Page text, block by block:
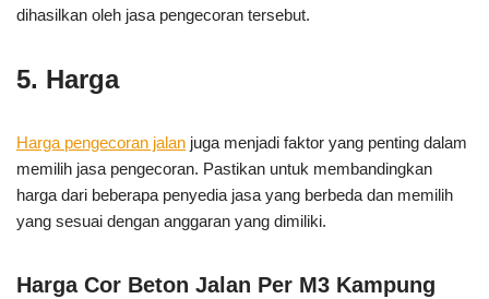
dihasilkan oleh jasa pengecoran tersebut.
5. Harga
Harga pengecoran jalan juga menjadi faktor yang penting dalam
memilih jasa pengecoran. Pastikan untuk membandingkan
harga dari beberapa penyedia jasa yang berbeda dan memilih
yang sesuai dengan anggaran yang dimiliki.
Harga Cor Beton Jalan Per M3 Kampung